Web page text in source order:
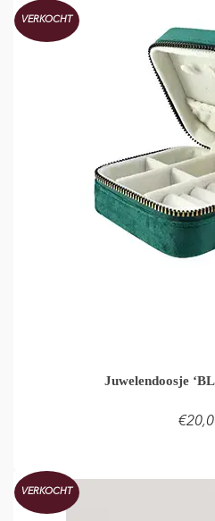
VERKOCHT
Juwelendoosje
€
VERKOCHT